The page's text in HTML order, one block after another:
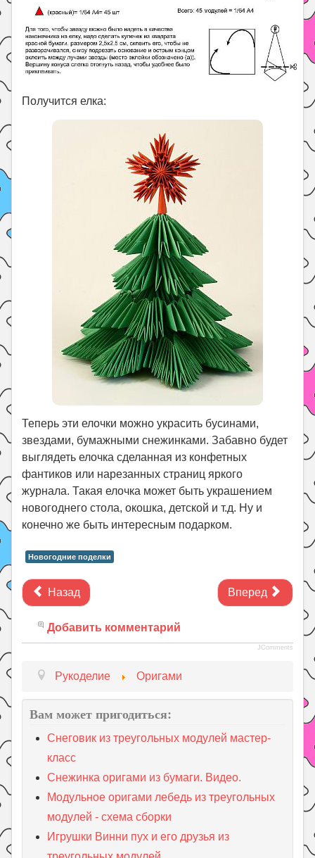
Получится елка:
Теперь эти елочки можно украсить бусинами,
звездами, бумажными снежинками. Забавно будет
выглядеть елочка сделанная из конфетных
фантиков или нарезанных страниц яркого
журнала. Такая елочка может быть украшением
новогоднего стола, окошка, детской и т.д. Ну и
конечно же быть интересным подарком.
Новогодние поделки
Назад Вперед
Добавить комментарий
JComments
Рукоделие Оригами
Вам может пригодиться:
Снеговик из треугольных модулей мастер-
класс
Снежинка оригами из бумаги. Видео.
Модульное оригами лебедь из треугольных
модулей - схема сборки
Игрушки Винни пух и его друзья из